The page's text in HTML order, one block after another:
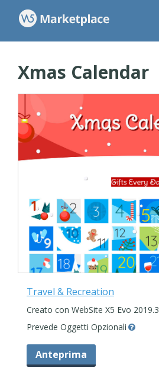
Xmas Calendar
Travel & Recreation
Creato con WebSite X5 Evo 2019.3
Prevede Oggetti Opzionali
Anteprima